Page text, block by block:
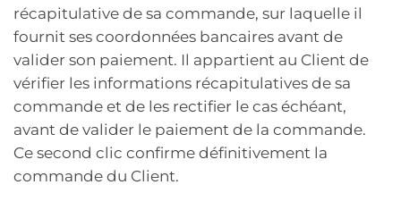
récapitulative de sa commande, sur laquelle il
fournit ses coordonnées bancaires avant de
valider son paiement. Il appartient au Client de
vérifier les informations récapitulatives de sa
commande et de les rectifier le cas échéant,
avant de valider le paiement de la commande.
Ce second clic confirme définitivement la
commande du Client.